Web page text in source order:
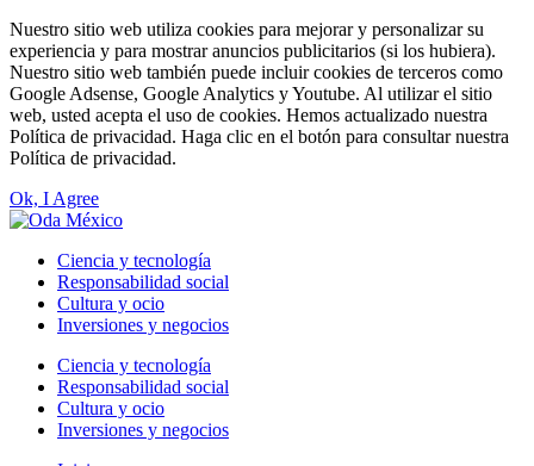
Nuestro sitio web utiliza cookies para mejorar y personalizar su
experiencia y para mostrar anuncios publicitarios (si los hubiera).
Nuestro sitio web también puede incluir cookies de terceros como
Google Adsense, Google Analytics y Youtube. Al utilizar el sitio
web, usted acepta el uso de cookies. Hemos actualizado nuestra
Política de privacidad. Haga clic en el botón para consultar nuestra
Política de privacidad.
Ok, I Agree
Ciencia y tecnología
Responsabilidad social
Cultura y ocio
Inversiones y negocios
Ciencia y tecnología
Responsabilidad social
Cultura y ocio
Inversiones y negocios